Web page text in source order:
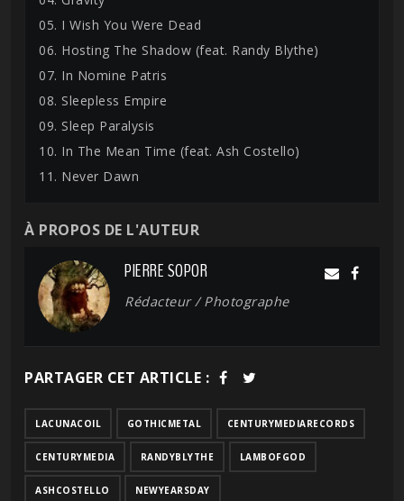
05. I Wish You Were Dead
06. Hosting The Shadow (feat. Randy Blythe)
07. In Nomine Patris
08. Sleepless Empire
09. Sleep Paralysis
10. In The Mean Time (feat. Ash Costello)
11. Never Dawn
À PROPOS DE L'AUTEUR
PIERRE SOPOR
Rédacteur / Photographe
PARTAGER CET ARTICLE :
LACUNACOIL GOTHICMETAL CENTURYMEDIARECORDS
CENTURYMEDIA RANDYBLYTHE LAMBOFGOD
ASHCOSTELLO NEWYEARSDAY